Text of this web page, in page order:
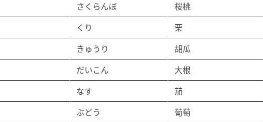
さくらんぼ
桜桃
くり
栗
きゅうり
胡瓜
だいこん
大根
なす
茄
ぶどう
葡萄